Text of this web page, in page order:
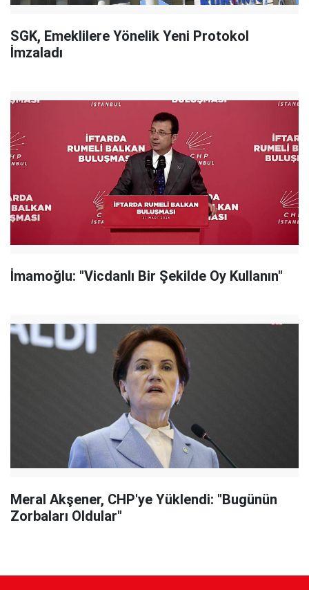
SGK, Emeklilere Yönelik Yeni Protokol
İmzaladı
İmamoğlu: "Vicdanlı Bir Şekilde Oy Kullanın"
Meral Akşener, CHP'ye Yüklendi: "Bugünün
Zorbaları Oldular"